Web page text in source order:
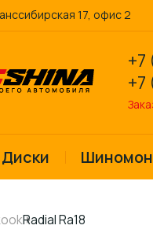
17, офис 2
+7
+7
Диски
Radial Ra18